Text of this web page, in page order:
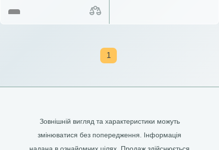
1
Зовнішній вигляд та характеристики можуть
змінюватися без попередження. Інформація